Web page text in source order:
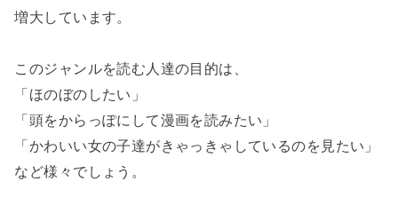
増大しています。
このジャンルを読む人達の目的は、
「ほのぼのしたい」
「頭をからっぽにして漫画を読みたい」
「かわいい女の子達がきゃっきゃしているのを見たい」
など様々でしょう。